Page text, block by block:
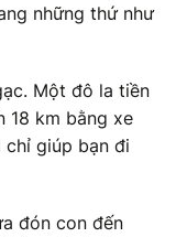
những thứ như
Một đô la tiền
18 km bằng xe
giúp bạn đi
đón con đến